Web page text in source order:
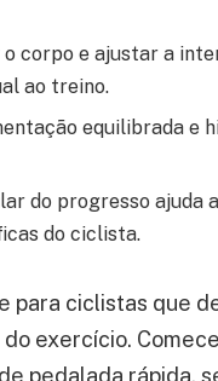
o corpo e ajustar a
ao treino.
equilibrada e
do progresso ajuda
do ciclista.
para ciclistas que
exercício.
pedalada rápida,